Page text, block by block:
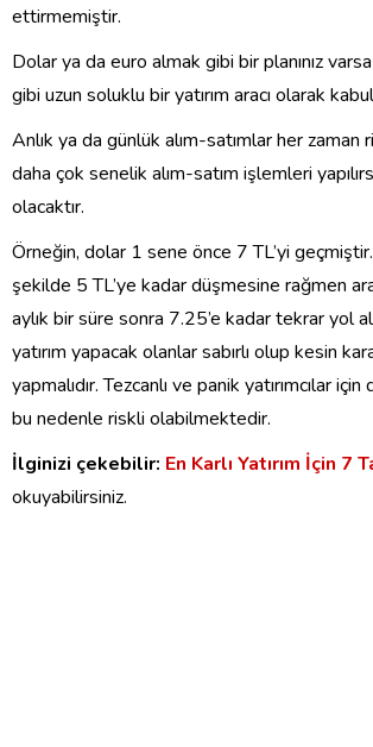
ettirmemiştir.
Dolar ya da euro almak gibi bir planınız
gibi uzun soluklu bir yatırım aracı olarak
Anlık ya da günlük alım-satımlar her zaman
daha çok senelik alım-satım işlemleri
olacaktır.
Örneğin, dolar 1 sene önce 7 TL’yi geçmiştir.
şekilde 5 TL’ye kadar düşmesine rağmen
aylık bir süre sonra 7.25’e kadar tekrar yol
yatırım yapacak olanlar sabırlı olup kesin
yapmalıdır. Tezcanlı ve panik yatırımcılar
bu nedenle riskli olabilmektedir.
İlginizi çekebilir: En Karlı Yatırım İçin 7
okuyabilirsiniz.